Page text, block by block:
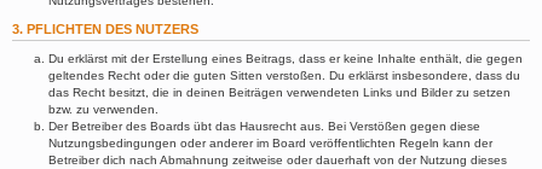
3. PFLICHTEN DES NUTZERS
Du erklärst mit der Erstellung eines Beitrags, dass er keine Inhalte enthält, die gegen
geltendes Recht oder die guten Sitten verstoßen. Du erklärst insbesondere, dass du
das Recht besitzt, die in deinen Beiträgen verwendeten Links und Bilder zu setzen
bzw. zu verwenden.
Der Betreiber des Boards übt das Hausrecht aus. Bei Verstößen gegen diese
Nutzungsbedingungen oder anderer im Board veröffentlichten Regeln kann der
Betreiber dich nach Abmahnung zeitweise oder dauerhaft von der Nutzung dieses